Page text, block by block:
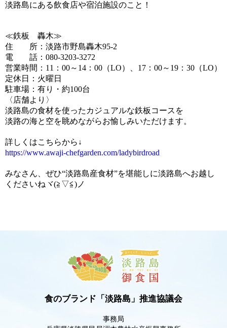
淡路島にある飲食店や宿泊施設のこと！
≪鉄板 轟木≫
住 所：淡路市野島轟木95-2
電 話：080-3203-3272
営業時間：11：00～14：00（LO）、17：00～19：30（LO）
定休日：火曜日
駐車場：有り・約100台
〈店舗より〉
淡路島の食材を使ったカジュアルな鉄板コースを
淡路の海と空を眺めながらお愉しみいただけます。
詳しくはこちらから↓
https://www.awaji-chefgarden.com/ladybirdroad
みなさん、ぜひ“淡路島産食材”を堪能しに淡路島へお越し
くださいねヾ(≧▽≦)ノ
食のブランド「淡路島」推進協議会
事務局